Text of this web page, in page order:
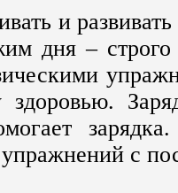
и
дня –
с